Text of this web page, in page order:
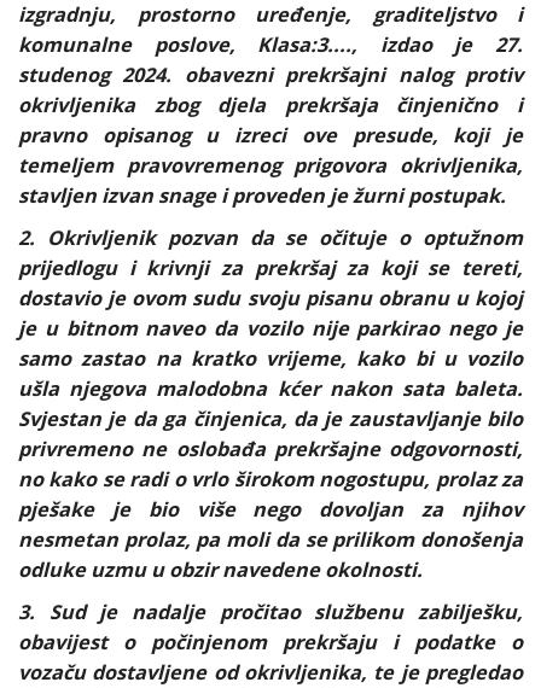
izgradnju, prostorno uređenje, graditeljstvo i
komunalne poslove, Klasa:3...., izdao je 27.
studenog 2024. obavezni prekršajni nalog protiv
okrivljenika zbog djela prekršaja činjenično i
pravno opisanog u izreci ove presude, koji je
temeljem pravovremenog prigovora okrivljenika,
stavljen izvan snage i proveden je žurni postupak.
2. Okrivljenik pozvan da se očituje o optužnom
prijedlogu i krivnji za prekršaj za koji se tereti,
dostavio je ovom sudu svoju pisanu obranu u kojoj
je u bitnom naveo da vozilo nije parkirao nego je
samo zastao na kratko vrijeme, kako bi u vozilo
ušla njegova malodobna kćer nakon sata baleta.
Svjestan je da ga činjenica, da je zaustavljanje bilo
privremeno ne oslobađa prekršajne odgovornosti,
no kako se radi o vrlo širokom nogostupu, prolaz za
pješake je bio više nego dovoljan za njihov
nesmetan prolaz, pa moli da se prilikom donošenja
odluke uzmu u obzir navedene okolnosti.
3. Sud je nadalje pročitao službenu zabilješku,
obavijest o počinjenom prekršaju i podatke o
vozaču dostavljene od okrivljenika, te je pregledao